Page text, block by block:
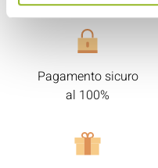
Pagamento sicuro
al 100%